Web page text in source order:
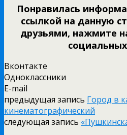
Понравилась
ссылкой на данную
друзьями, нажмите
Вконтакте
Одноклассники
E-mail
предыдущая запись Город в
кинематографический
следующая запись